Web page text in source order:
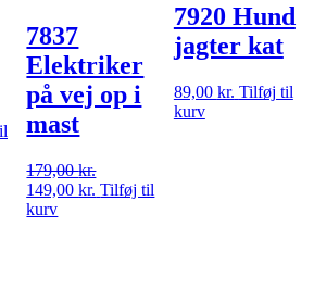
7837
Elektriker
på vej op i
mast
179,00kr.
Den
oprindelige
149,00kr. Den
Tilføj til
kurv
7920 Hund
jagter kat
89,00 kr. Tilføj til
kurv